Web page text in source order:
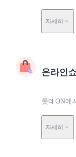
자세히
온라인
롯데ON에
자세히